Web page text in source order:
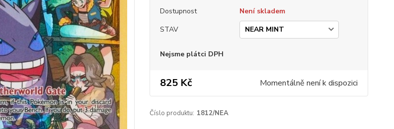
Dostupnost
Není skladem
STAV
Nejsme plátci DPH
825 Kč Momentálně není k dispozici
Číslo produktu: 1812/NEA